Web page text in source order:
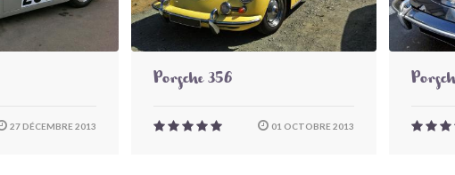
27 DÉCEMBRE 2013
Porsche 356
01 OCTOBRE 2013